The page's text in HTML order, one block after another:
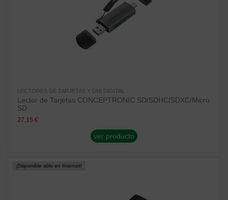
LECTORES DE TARJETAS Y DNI DIGITAL
Lector de Tarjetas CONCEPTRONIC SD/SDHC/SDXC/Micro
SD
27,15 €
ver producto
¡Disponible sólo en Internet!